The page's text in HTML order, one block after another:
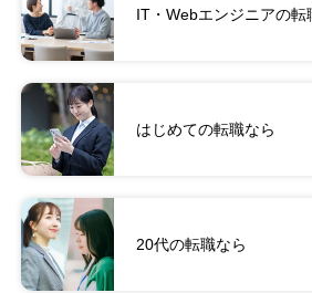
IT・Webエンジニアの転
はじめての転職なら
20代の転職なら